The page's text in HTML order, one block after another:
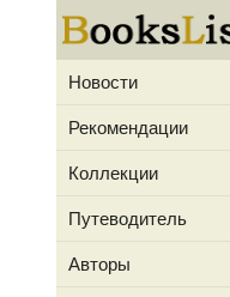
Новости
Рекомендации
Коллекции
Путеводитель
Авторы